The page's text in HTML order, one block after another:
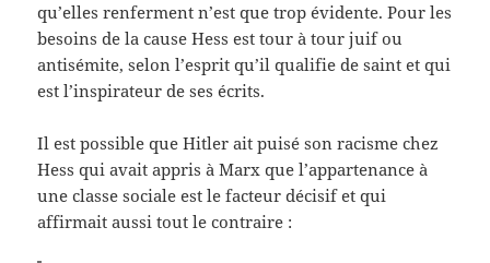
qu’elles renferment n’est que trop évidente. Pour les
besoins de la cause Hess est tour à tour juif ou
antisémite, selon l’esprit qu’il qualifie de saint et qui
est l’inspirateur de ses écrits.
Il est possible que Hitler ait puisé son racisme chez
Hess qui avait appris à Marx que l’appartenance à
une classe sociale est le facteur décisif et qui
affirmait aussi tout le contraire :